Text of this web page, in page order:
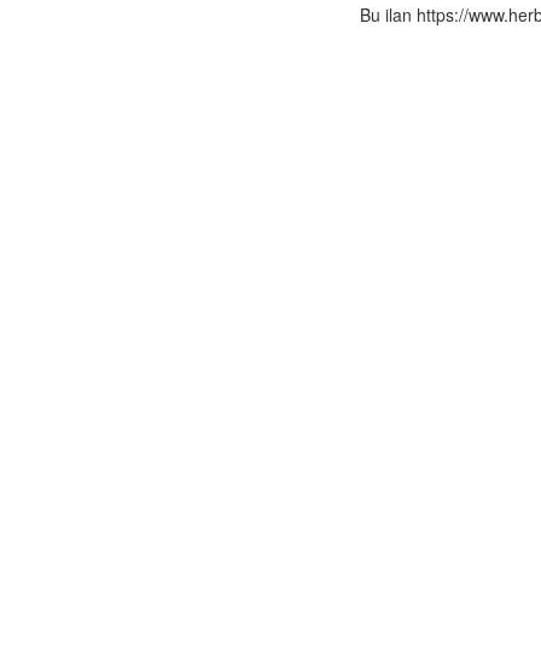
Bu ilan https://